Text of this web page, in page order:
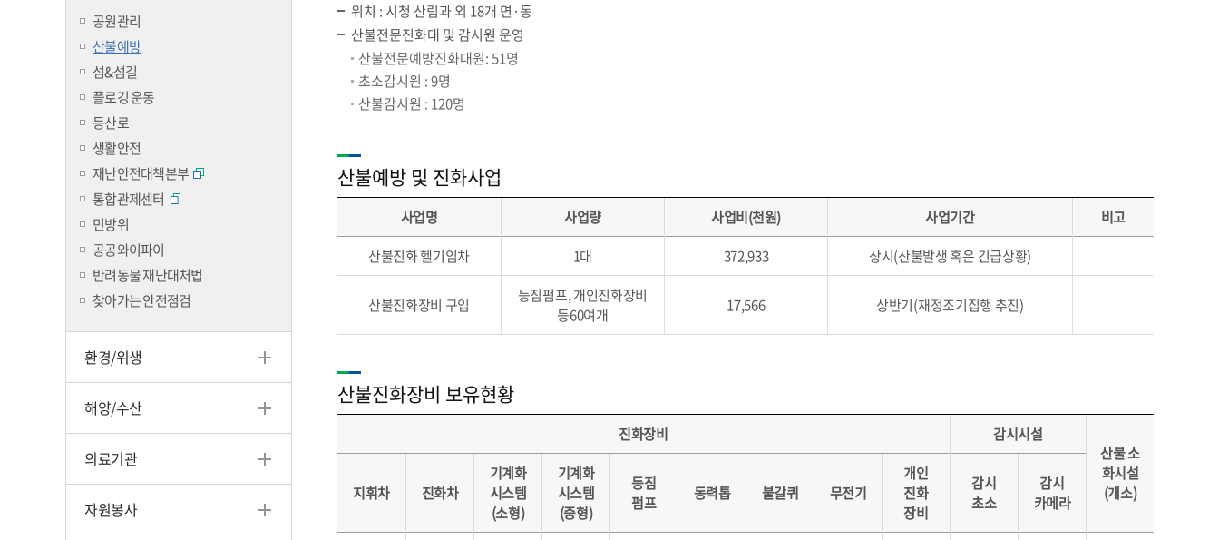
공원관리
산불예방
섬&섬길
플로깅 운동
등산로
생활안전
재난안전대책본부
통합관제센터
민방위
공공와이파이
반려동물 재난대처법
찾아가는 안전점검
환경/위생
해양/수산
의료기관
자원봉사
위치 : 시청 산림과 외 18개 면·동
산불전문진화대 및 감시원 운영
산불전문예방진화대원: 51명
초소감시원 : 9명
산불감시원 : 120명
산불예방 및 진화사업
사업명 사업량 사업비(천원) 사업기간
비고
산불진화 헬기임차
1대 372,933 상시(산불발생 혹은 긴급상황)
산불진화장비 구입
등짐펌프, 개인진화장비
등60여개
17,566 상반기(재정조기집행 추진)
산불진화장비 보유현황
진화장비
감시시설
산불 소
화시설
(개소)
지휘차 진화차
기계화
시스템
(소형)
기계화
시스템
(중형)
등짐
펌프
동력톱 불갈퀴 무전기
개인
진화
장비
감시
초소
감시
카메라